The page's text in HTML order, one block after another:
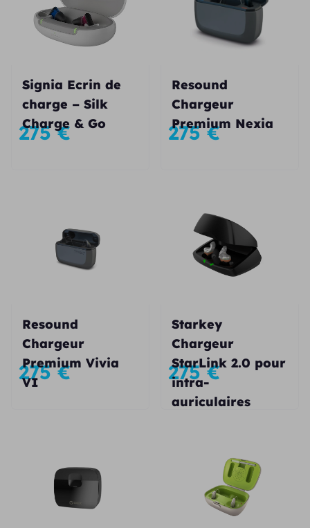
Signia Ecrin de
charge – Silk
Charge & Go
275€
Resound
Chargeur
Premium Nexia
275€
Resound
Chargeur
Premium Vivia
VI
275€
Starkey
Chargeur
StarLink 2.0 pour
intra-
auriculaires
275€